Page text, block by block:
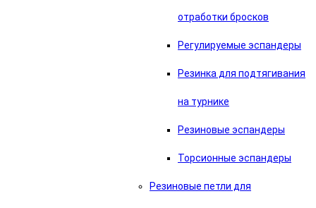
отработки бросков
Регулируемые эспандеры
Резинка для подтягивания
на турнике
Резиновые эспандеры
Торсионные эспандеры
Резиновые петли для